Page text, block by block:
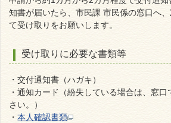
知書が届いたら、市民課 市民係の窓口へ
て受け取りをお願いします。
受け取りに必要な書類等
・交付通知書（ハガキ）
・通知カード（紛失している場合は、窓
さい。）
・本人確認書類